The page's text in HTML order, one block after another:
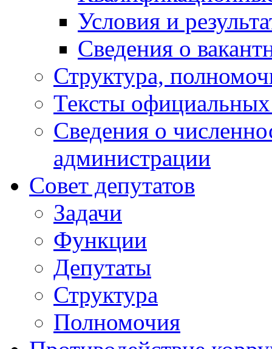
Условия и
Сведения о
Структура,
Тексты
Сведения о
администрации
Совет депутатов
Задачи
Функции
Депутаты
Структура
Полномочия